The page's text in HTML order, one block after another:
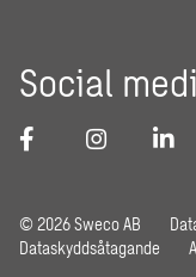
Social
© 2026 Sweco AB
Dataskyddsåtagande